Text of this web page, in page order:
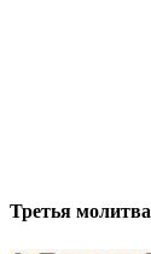
Третья молитва